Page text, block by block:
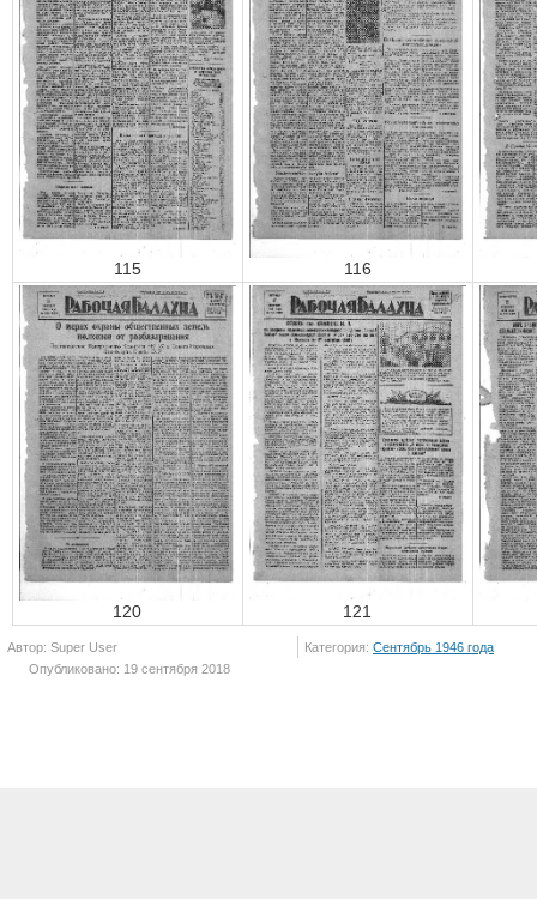
115 116
120 121
Автор: Super User Категория: Сентябрь 1946 года
Опубликовано: 19 сентября 2018